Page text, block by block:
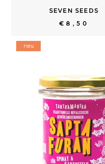
SEVEN SEEDS
€8,50
neu